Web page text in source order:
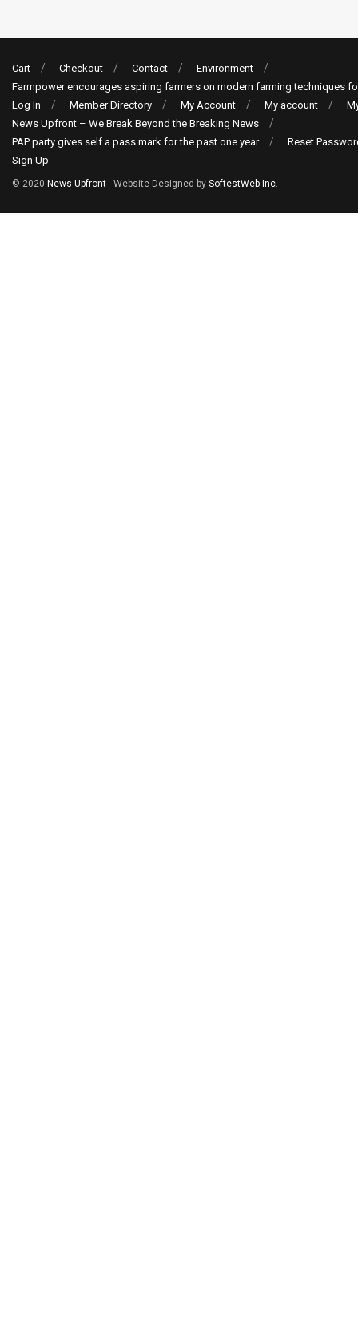
Cart Checkout Contact
Environment
Farmpower encourages aspiring farmers on modern farming techniques
Log In
Member Directory My Account My account
News Upfront – We Break Beyond the Breaking News
PAP party gives self a pass mark for the past one year
Reset
Sign Up
© 2020 News Upfront - Website Designed by SoftestWeb Inc